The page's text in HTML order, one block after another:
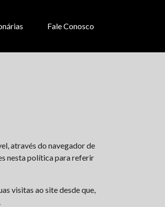
Fale Conosco
através do navegador de
nesta política para referir
visitas ao site desde que,